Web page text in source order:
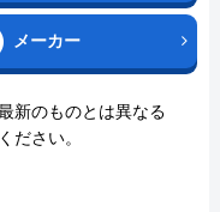
メーカー
新のものとは異なる
ださい。